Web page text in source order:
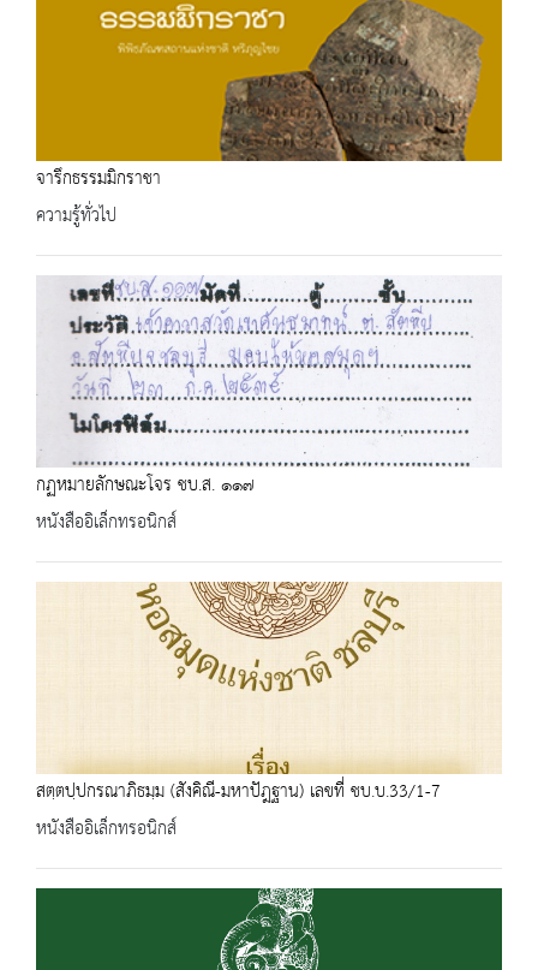
จารึกธรรมมิกราชา
ความรู้ทั่วไป
กฏหมายลักษณะโจร ชบ.ส. ๑๑๗
หนังสืออิเล็กทรอนิกส์
สตฺตปฺปกรณาภิธมฺม (สังคิณี-มหาปัฎฐาน) เลขที่ ชบ.บ.33/1-7
หนังสืออิเล็กทรอนิกส์